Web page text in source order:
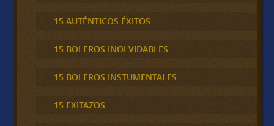
15 AUTÉNTICOS ÉXITOS
15 BOLEROS INOLVIDABLES
15 BOLEROS INSTUMENTALES
15 EXITAZOS